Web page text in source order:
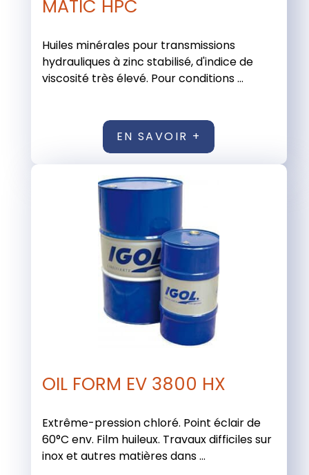
MATIC HPC
Huiles minérales pour transmissions
hydrauliques à zinc stabilisé, d'indice de
viscosité très élevé. Pour conditions ...
EN SAVOIR +
OIL FORM EV 3800 HX
Extrême-pression chloré. Point éclair de
60°C env. Film huileux. Travaux difficiles sur
inox et autres matières dans ...